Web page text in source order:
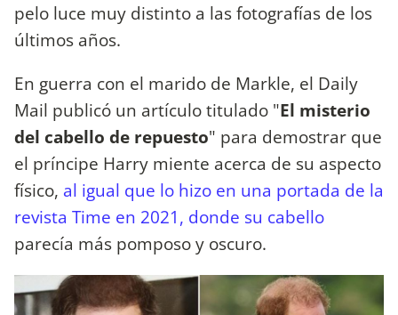
pelo luce muy distinto a las fotografías de los
últimos años.
En guerra con el marido de Markle, el Daily
Mail publicó un artículo titulado "El misterio
del cabello de repuesto" para demostrar que
el príncipe Harry miente acerca de su aspecto
físico, al igual que lo hizo en una portada de la
revista Time en 2021, donde su cabello
parecía más pomposo y oscuro.